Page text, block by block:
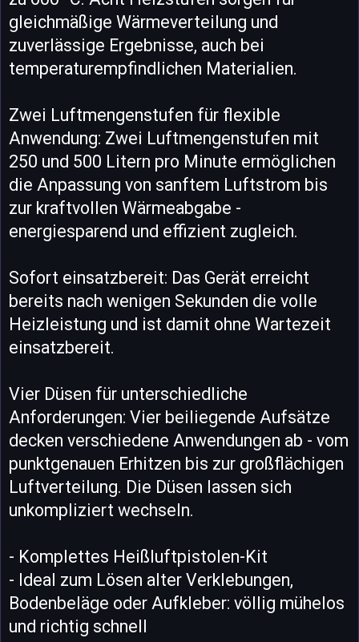
gleichmäßige Wärmeverteilung und
zuverlässige Ergebnisse, auch bei
temperaturempfindlichen Materialien.
Zwei Luftmengenstufen für flexible
Anwendung: Zwei Luftmengenstufen mit
250 und 500 Litern pro Minute ermöglichen
die Anpassung von sanftem Luftstrom bis
zur kraftvollen Wärmeabgabe -
energiesparend und effizient zugleich.
Sofort einsatzbereit: Das Gerät erreicht
bereits nach wenigen Sekunden die volle
Heizleistung und ist damit ohne Wartezeit
einsatzbereit.
Vier Düsen für unterschiedliche
Anforderungen: Vier beiliegende Aufsätze
decken verschiedene Anwendungen ab - vom
punktgenauen Erhitzen bis zur großflächigen
Luftverteilung. Die Düsen lassen sich
unkompliziert wechseln.
- Komplettes Heißluftpistolen-Kit
- Ideal zum Lösen alter Verklebungen,
Bodenbeläge oder Aufkleber: völlig mühelos
und richtig schnell